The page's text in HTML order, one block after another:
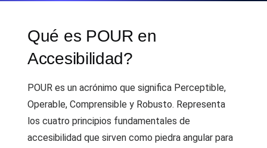
Qué es POUR en
Accesibilidad?
POUR es un acrónimo que significa Perceptible,
Operable, Comprensible y Robusto. Representa
los cuatro principios fundamentales de
accesibilidad que sirven como piedra angular para